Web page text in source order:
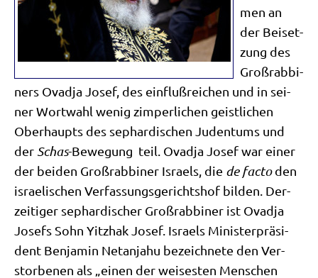
men an
der Bei­set­
zung des
Groß­rab­bi­
ners Ovad­ja Josef, des ein­fluß­rei­chen und in sei­
ner Wort­wahl wenig zim­per­li­chen geist­li­chen
Ober­haupts des sephar­di­schen Juden­tums und
der Schas-Bewe­gung teil. Ovad­ja Josef war einer
der bei­den Groß­rab­bi­ner Isra­els, die de fac­toden
israe­li­schen Ver­fas­sungs­ge­richts­hof bil­den. Der­
zei­ti­ger sephar­di­scher Groß­rab­bi­ner ist Ovad­ja
Josefs Sohn Yitz­hak Josef. Isra­els Mini­ster­prä­si­
dent Ben­ja­min Netan­ja­hu bezeich­ne­te den Ver­
stor­be­nen als „einen der wei­se­sten Men­schen